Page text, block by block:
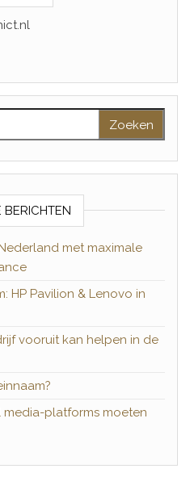
BERICHTEN
met maximale
HP Pavilion & Lenovo in
vooruit kan helpen in de
platforms moeten